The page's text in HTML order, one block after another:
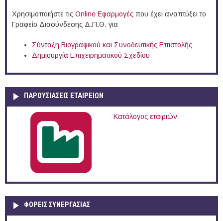
Χρησιμοποιήστε τις Online Eφαρμογές που έχει αναπτύξει το
Γραφείο Διασύνδεσης Δ.Π.Θ. για
Σύνταξη Βιογραφικού και Συνοδευτικής Επιστολής
Δημιουργία Επιχειρηματικού Σχεδίου
ΠΑΡΟΥΣΙΆΣΕΙΣ ΕΤΑΙΡΕΙΏΝ
Κατάλογος εταιριών
ΦΟΡΕΙΣ ΣΥΝΕΡΓΑΣΙΑΣ